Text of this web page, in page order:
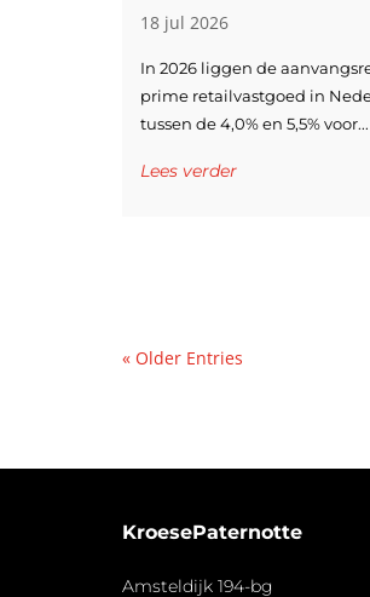
18 jul 2026
In 2026 liggen de
prime retailvastgoed in
tussen de 4,0% en 5,5% voor...
Lees verder
« Older Entries
KroesePaternotte
Amsteldijk 194-bg